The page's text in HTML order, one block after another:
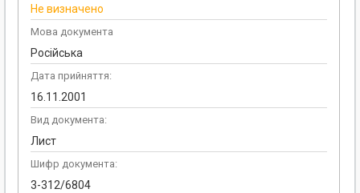
Не визначено
Мова документа
Російська
Дата прийняття:
16.11.2001
Вид документа:
Лист
Шифр документа:
3-312/6804